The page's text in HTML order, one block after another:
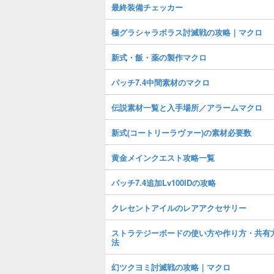
最終装備チェッカー
極グラシャラボラス討滅戦の攻略｜マクロ
新式・飯・薬の製作マクロ
パッチ7.4中間素材のマクロ
伝説素材一覧と入手場所／アラームマクロ
新式(コートリーラヴァー)の素材必要数
黄金メインクエスト攻略一覧
パッチ7.4追加Lv100IDの攻略
クレセントアイルのレアアクセサリー
ストラテジーボードの使い方や作り方・共有
法
幻ツクヨミ討滅戦の攻略｜マクロ